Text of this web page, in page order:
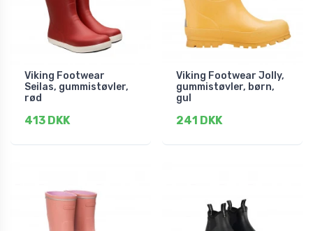
Viking Footwear
Seilas, gummistøvler,
rød
413 DKK
Viking Footwear Jolly,
gummistøvler, børn,
gul
241 DKK